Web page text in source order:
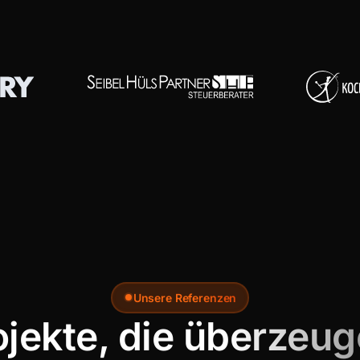
Unsere Referenzen
die